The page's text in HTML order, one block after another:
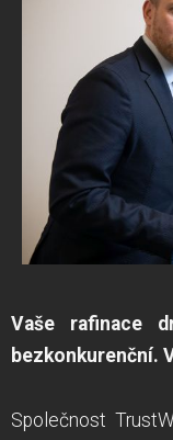
Vaše rafinace
bezkonkurenční.
Společnost